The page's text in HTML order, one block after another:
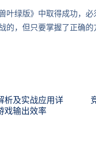
叶绿版》中取得成功，
的，但只要掌握了正确
析及实战应用详
戏输出效率